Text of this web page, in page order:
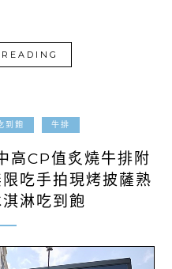
到飽 牛排
高CP值炙燒牛排附
吃手拍現烤披薩熟
淋吃到飽